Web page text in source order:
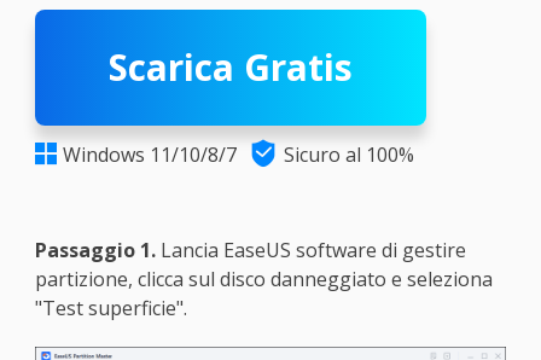
Scarica Gratis
 Windows 11/10/8/7  Sicuro al 100%
Passaggio 1.Lancia EaseUS software di gestire
partizione, clicca sul disco danneggiato e seleziona
"Test superficie".